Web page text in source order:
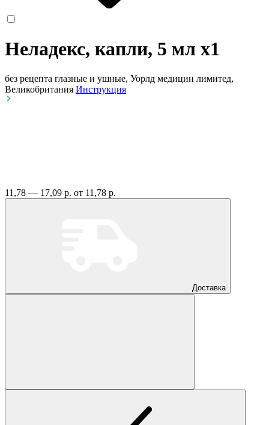
Неладекс, капли, 5 мл x1
без рецепта глазные и ушные, Уорлд медицин лимитед,
Великобритания Инструкция
11,78 — 17,09 р. от 11,78 р.
Доставка